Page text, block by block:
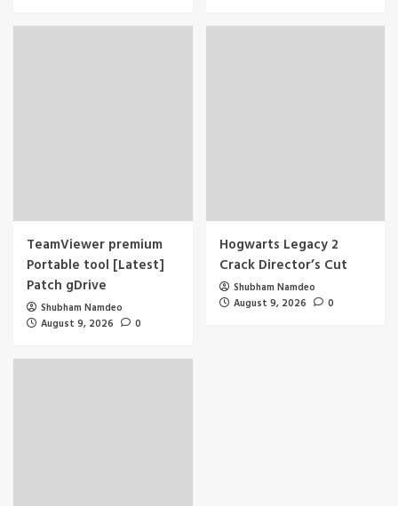
TeamViewer premium
Portable tool [Latest]
Patch gDrive
Shubham Namdeo
August 9, 2026
0
Hogwarts Legacy 2
Crack Director’s Cut
Shubham Namdeo
August 9, 2026
0